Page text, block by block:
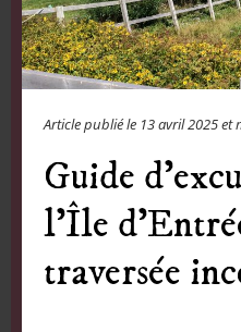
Article publié le 13 avril 2025et
Guide
l’Île
traversée